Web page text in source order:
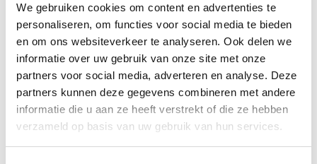
We gebruiken cookies om content en advertenties te
personaliseren, om functies voor social media te bieden
en om ons websiteverkeer te analyseren. Ook delen we
informatie over uw gebruik van onze site met onze
partners voor social media, adverteren en analyse. Deze
partners kunnen deze gegevens combineren met andere
informatie die u aan ze heeft verstrekt of die ze hebben
verzameld op basis van uw gebruik van hun services.
Wilt u op reis naar Thailand en graag meer
weten over wat het Ministerie van
Buitenlandse Zaken voor reisadvies over
Thailand geeft? Weten of het veilig is om te
reizen in Thailand? Kijk dan op de pagina van
Buitenlandse Zaken met reisadvies over